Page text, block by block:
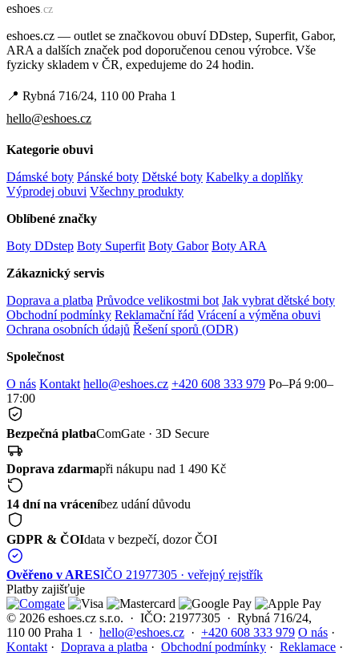
eshoes.cz
eshoes.cz — outlet se značkovou obuví DDstep, Superfit, Gabor,
ARA a dalších značek pod doporučenou cenou výrobce. Vše
fyzicky skladem v ČR, expedujeme do 24 hodin.
📍 Rybná 716/24, 110 00 Praha 1
hello@eshoes.cz
Kategorie obuvi
Dámské boty Pánské boty Dětské boty Kabelky a doplňky
Výprodej obuvi Všechny produkty
Oblíbené značky
Boty DDstep Boty Superfit Boty Gabor Boty ARA
Zákaznický servis
Doprava a platba Průvodce velikostmi bot Jak vybrat dětské boty
Obchodní podmínky Reklamační řád Vrácení a výměna obuvi
Ochrana osobních údajů Řešení sporů (ODR)
Společnost
O nás Kontakt hello@eshoes.cz +420 608 333 979 Po–Pá 9:00–
17:00
Bezpečná platbaComGate · 3D Secure
Doprava zdarmapři nákupu nad 1 490 Kč
14 dní na vráceníbez udání důvodu
GDPR & ČOIdata v bezpečí, dozor ČOI
Ověřeno v ARESIČO 21977305 · veřejný rejstřík
Platby zajišťuje
© 2026 eshoes.cz s.r.o. · IČO: 21977305 · Rybná 716/24,
110 00 Praha 1 · hello@eshoes.cz · +420 608 333 979 O nás ·
Kontakt· Doprava a platba · Obchodní podmínky · Reklamace ·